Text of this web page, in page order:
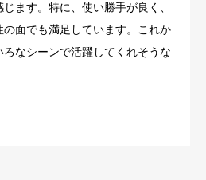
ます。特に、使い勝手が良く、
面でも満足しています。これか
なシーンで活躍してくれそうな